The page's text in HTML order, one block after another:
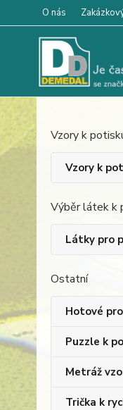
O nás
Vzory k
Vzory k
Výběr látek k
Látky pro
Ostatní
Hotové
Puzzle k
Metráž
Trička k